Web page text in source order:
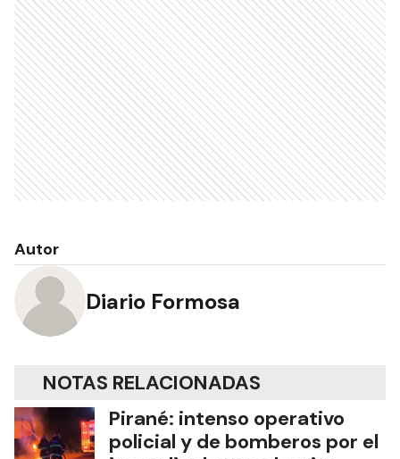
Autor
Diario Formosa
NOTAS RELACIONADAS
Pirané: intenso operativo
policial y de bomberos por el